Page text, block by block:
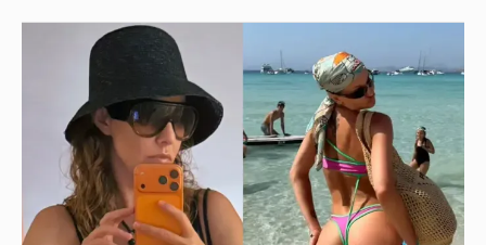
Где и как отдыхают Ксения Собчак с
сыном, Тина Канделаки, Рената Литвинова
и экс-возлюбленные олигархов
37